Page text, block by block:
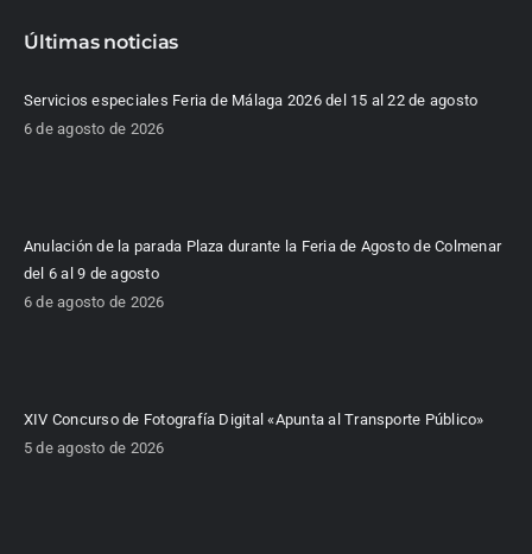
Últimas noticias
Servicios especiales Feria de Málaga 2026 del 15 al 22 de agosto
6 de agosto de 2026
Anulación de la parada Plaza durante la Feria de Agosto de Colmenar
del 6 al 9 de agosto
6 de agosto de 2026
XIV Concurso de Fotografía Digital «Apunta al Transporte Público»
5 de agosto de 2026